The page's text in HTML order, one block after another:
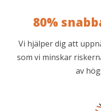
80%
Vi hjälper dig att
som vi minskar
av